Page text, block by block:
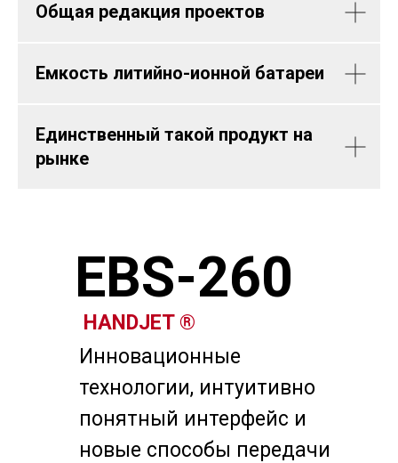
Общая редакция проектов
Емкость литийно-ионной батареи
Единственный такой продукт на
рынке
Инновационные
технологии, интуитивно
понятный интерфейс и
новые способы передачи
EBS-260
HANDJET ®